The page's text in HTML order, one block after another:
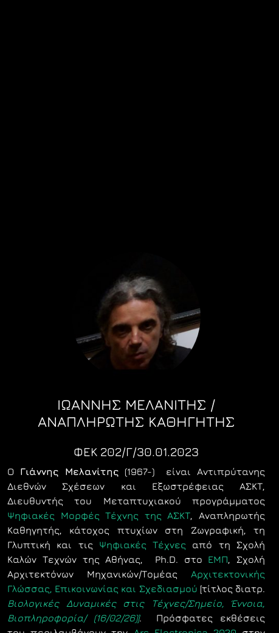
ΙΩΑΝΝΗΣ ΜΕΛΑΝΙΤΗΣ /
ΑΝΑΠΛΗΡΩΤΉΣ ΚΑΘΗΓΗΤΉΣ
ΦΕΚ 202/Γ/30.01.2023
Ο Γιάννης Μελανίτης(1967-) είναι Αντιπρύτανης
Διεθνών Σχέσεων και Εξωστρέφειας ΑΣΚΤ,
Διευθυντής του Μεταπτυχιακού προγράμματος
Ψηφιακές Μορφές Τέχνης της ΑΣΚΤ, Αναπληρωτής
Καθηγητής, κάτοχος πτυχίων στη Ζωγραφική, τη
Γλυπτική και τις Ψηφιακές Τέχνες από τη Σχολή
Καλών Τεχνών της Αθήνας, Ph.D. στο ΕΜΠ, Σχολή
Αρχιτεκτόνων Μηχανικών/Τομέας Αρχιτεκτονικής
Γλώσσας, Επικοινωνίας και Σχεδιασμού [τίτλος διατρ.
Βιολογικές Δυναμικές στις Τέχνες/Σημείο, Έννοια,
Βιοπληροφορία/ (16/02/26)]. Πρόσφατες εκθέσεις